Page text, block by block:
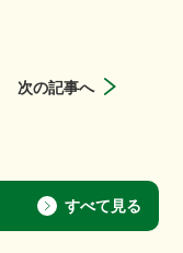
次の記事へ
すべて見る